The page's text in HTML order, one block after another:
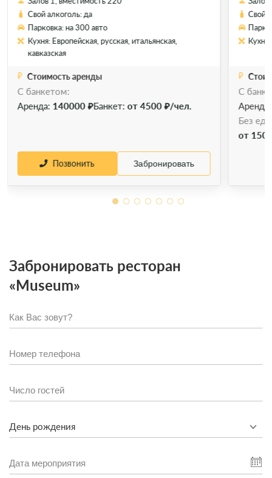
Свой алкоголь: да
Парковка: на 300 авто
Кухня: Европейская, русская, итальянская,
кавказская
Стоимость аренды
C банкетом:
Аренда: 140000 ₽Банкет:от 4500 ₽/чел.
Позвонить Забронировать
Свой
С
Без
от
Забронировать ресторан
«Museum»
День рождения